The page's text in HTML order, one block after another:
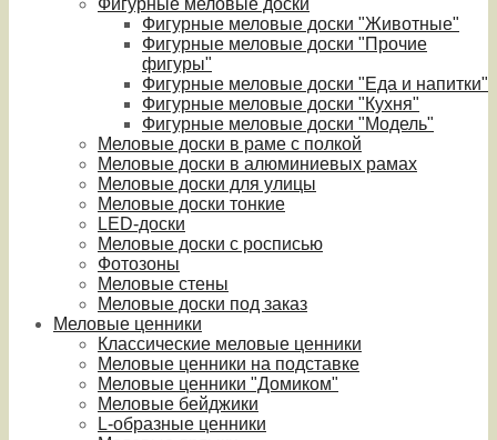
Фигурные меловые доски
Фигурные меловые доски "Животные"
Фигурные меловые доски "Прочие
фигуры"
Фигурные меловые доски "Еда и напитки"
Фигурные меловые доски "Кухня"
Фигурные меловые доски "Модель"
Меловые доски в раме с полкой
Меловые доски в алюминиевых рамах
Меловые доски для улицы
Меловые доски тонкие
LED-доски
Меловые доски с росписью
Фотозоны
Меловые стены
Меловые доски под заказ
Меловые ценники
Классические меловые ценники
Меловые ценники на подставке
Меловые ценники "Домиком"
Меловые бейджики
L-образные ценники